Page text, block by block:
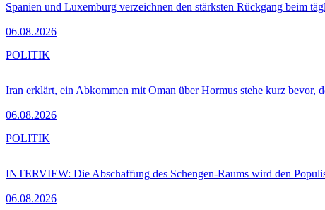
Spanien und Luxemburg verzeichnen den stärksten Rückgang beim
06.08.2026
Iran erklärt, ein Abkommen mit Oman über Hormus stehe kurz bevor,
06.08.2026
POLITIK
INTERVIEW: Die Abschaffung des Schengen-Raums wird den
06.08.2026
POLITIK